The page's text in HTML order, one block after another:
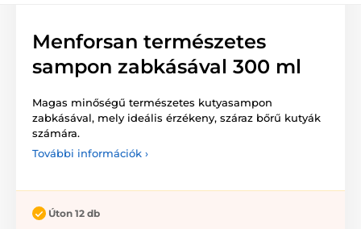
Menforsan természetes
sampon zabkásával 300 ml
Magas minőségű természetes kutyasampon
zabkásával, mely ideális érzékeny, száraz bőrű kutyák
számára.
További információk ›
Úton 12 db